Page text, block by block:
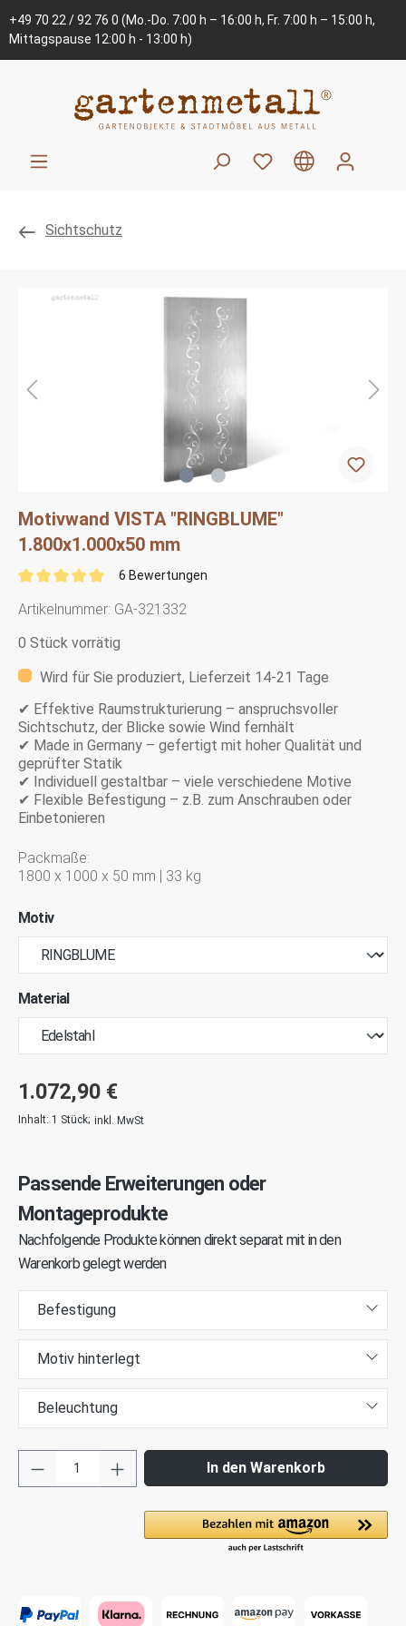
+49 70 22 / 92 76 0 (Mo.-Do. 7:00 h – 16:00 h, Fr. 7:00 h – 15:00 h,
Mittagspause 12:00 h - 13:00 h)
Sichtschutz
Motivwand VISTA "RINGBLUME"
1.800x1.000x50 mm
6 Bewertungen
Artikelnummer: GA-321332
0 Stück vorrätig
Wird für Sie produziert, Lieferzeit 14-21 Tage
✔ Effektive Raumstrukturierung – anspruchsvoller
Sichtschutz, der Blicke sowie Wind fernhält
✔ Made in Germany – gefertigt mit hoher Qualität und
geprüfter Statik
✔ Individuell gestaltbar – viele verschiedene Motive
✔ Flexible Befestigung – z.B. zum Anschrauben oder
Einbetonieren
Packmaße:
1800 x 1000 x 50 mm | 33 kg
Motiv
Material
1.072,90 €
Inhalt: 1 Stück; inkl. MwSt
Passende Erweiterungen oder
Montageprodukte
Nachfolgende Produkte können direkt separat mit in den
Warenkorb gelegt werden
Befestigung
Motiv hinterlegt
Beleuchtung
In den Warenkorb